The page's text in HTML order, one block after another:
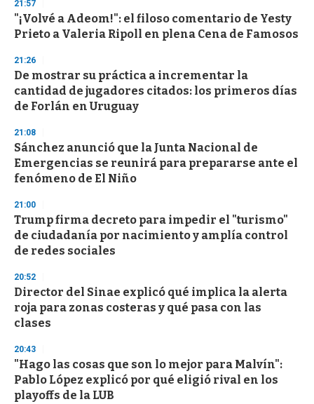
d
s
o
f
3
s
c
o
d
s
21:57
"¡Volvé a Adeom!": el filoso comentario de Yesty
Prieto a Valeria Ripoll en plena Cena de Famosos
21:26
De mostrar su práctica a incrementar la
cantidad de jugadores citados: los primeros días
de Forlán en Uruguay
21:08
Sánchez anunció que la Junta Nacional de
Emergencias se reunirá para prepararse ante el
fenómeno de El Niño
21:00
Trump firma decreto para impedir el "turismo"
de ciudadanía por nacimiento y amplía control
de redes sociales
20:52
Director del Sinae explicó qué implica la alerta
roja para zonas costeras y qué pasa con las
clases
20:43
"Hago las cosas que son lo mejor para Malvín":
Pablo López explicó por qué eligió rival en los
playoffs de la LUB